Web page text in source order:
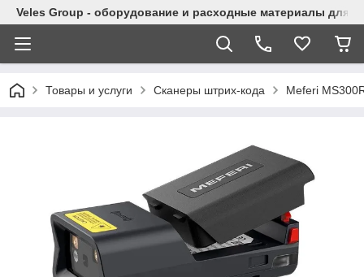
Veles Group - оборудование и расходные материалы для
Товары и услуги Сканеры штрих-кода Meferi